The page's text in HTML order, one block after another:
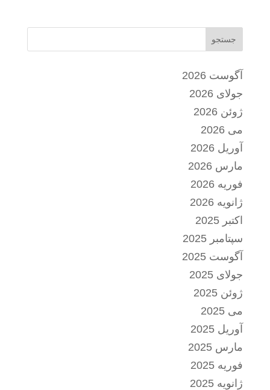
جستجو
آگوست 2026
جولای 2026
ژوئن 2026
می 2026
آوریل 2026
مارس 2026
فوریه 2026
ژانویه 2026
اکتبر 2025
سپتامبر 2025
آگوست 2025
جولای 2025
ژوئن 2025
می 2025
آوریل 2025
مارس 2025
فوریه 2025
ژانویه 2025